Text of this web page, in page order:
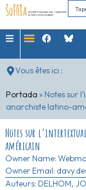
Vous êtes ici :
Portada » Notes sur
anarchiste latino-
Notes sur
américain
Owner Name:
Owner Email:
Auteurs: DELHOM,